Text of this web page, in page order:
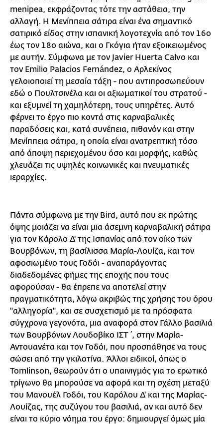
menipea, εκφράζοντας τότε την αστάθεια, την
αλλαγή. Η Μενίππεια σάτιρα είναι ένα σημαντικό
σατιρικό είδος στην ισπανική λογοτεχνία από τον 16ο
έως τον 18ο αιώνα, και ο Γκόγια ήταν εξοικειωμένος
με αυτήν. Σύμφωνα με τον Javier Huerta Calvo και
τον Emilio Palacios Fernández, ο Αρλεκίνος
γελοιοποιεί τη μεσαία τάξη - που αντιπροσωπεύουν
εδώ ο Πουλτσινέλα και οι αξιωματικοί του στρατού -
και εξυμνεί τη χαμηλότερη, τους υπηρέτες. Αυτό
φέρνει το έργο πιο κοντά στις καρναβαλικές
παραδόσεις και, κατά συνέπεια, πιθανόν και στην
Μενίππεια σάτιρα, η οποία είναι ανατρεπτική τόσο
από άποψη περιεχομένου όσο και μορφής, καθώς
χλευάζει τις υψηλές κοινωνικές και πνευματικές
ιεραρχίες.
Πάντα σύμφωνα με την Bird, αυτό που εκ πρώτης
όψης μοιάζει να είναι μια άσεμνη καρναβαλική σάτιρα
για τον Κάρολο Δ' της Ισπανίας από τον οίκο των
Βουρβόνων, τη βασίλισσα Μαρία-Λουίζα, και τον
αφοσιωμένο τους Γοδόι - αναπαράγοντας
διαδεδομένες φήμες της εποχής που τους
αφορούσαν - θα έπρεπε να αποτελεί στην
πραγματικότητα, λόγω ακριβώς της χρήσης του όρου
"αλληγορία", και σε συσχετισμό με τα πρόσφατα
σύγχρονα γεγονότα, μια αναφορά στον Γάλλο βασιλιά
των Βουρβόνων Λουδοβίκο ΙΣΤ΄, στην Μαρία-
Αντουανέτα και τον Γοδόι, που προσπάθησε να τους
σώσει από την γκιλοτίνα. Άλλοι ειδικοί, όπως ο
Tomlinson, θεωρούν ότι o υπαινιγμός για το ερωτικό
τρίγωνο θα μπορούσε να αφορά και τη σχέση μεταξύ
του Μανουέλ Γοδόι, του Καρόλου Δ' και της Μαρίας-
Λουίζας, της συζύγου του βασιλιά, αν και αυτό δεν
είναι το κύριο νόημα του έργο: δημιουργεί όμως μία